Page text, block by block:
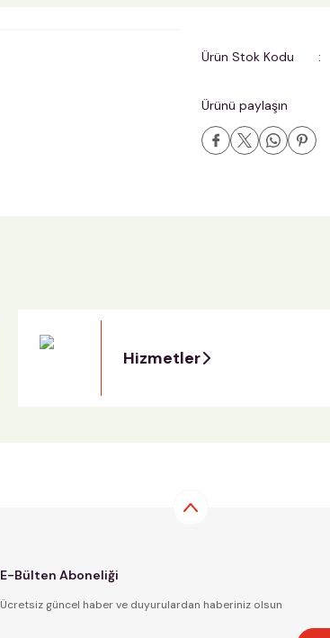
Ürün Stok Kodu
Ürünü paylaşın
Hizmetler
E-Bülten Aboneliği
Ücretsiz güncel haber ve duyurulardan haberiniz olsun